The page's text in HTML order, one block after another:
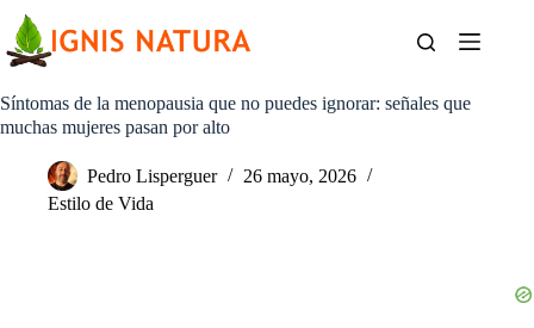
contenido
Síntomas de la menopausia que no puedes ignorar: señales que
muchas mujeres pasan por alto
Pedro Lisperguer
26 mayo, 2026
Estilo de Vida